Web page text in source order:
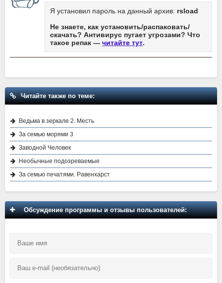
Я установил пароль на данный архив: rsload
Не знаете, как установить/распаковать/
скачать? Антивирус пугает угрозами? Что
такое репак — читайте тут.
Читайте также по теме:
Ведьма в зеркале 2. Месть
За семью морями 3
Заводной Человек
Необычные подозреваемые
За семью печатями. Равенхарст
Обсуждение программы и отзывы пользователей: